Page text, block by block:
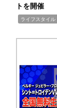
トを開催
ライフスタイル